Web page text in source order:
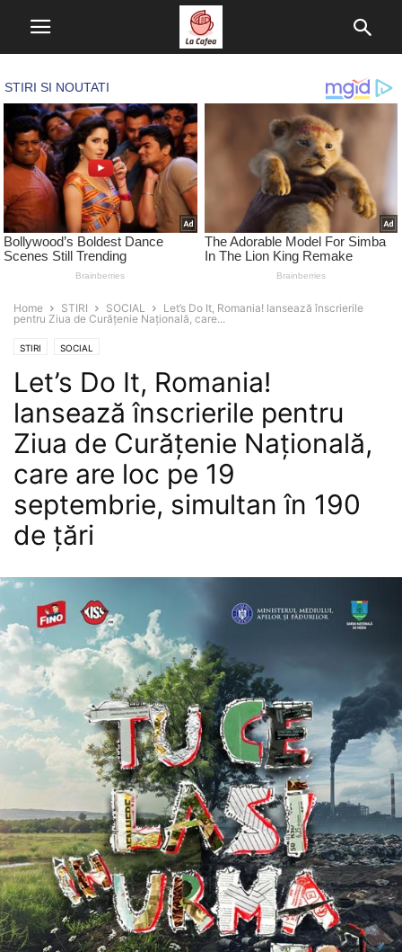
Home STIRI SOCIAL
Let’s Do It, Romania! lansează înscrierile
pentru Ziua de Curățenie Națională, care...
STIRI SOCIAL
Let’s Do It, Romania!
lansează înscrierile pentru
Ziua de Curățenie Națională,
care are loc pe 19
septembrie, simultan în 190
de țări